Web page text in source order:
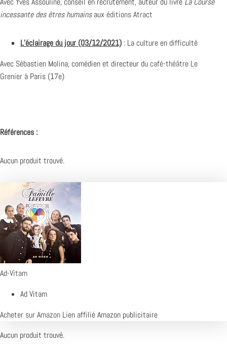
incessante des êtres humainsaux éditions Atract
L’éclairage du jour (03/12/2021) : La culture en difficulté
Avec Sébastien Molina, comédien et directeur du café-théâtre Le
Grenier à Paris (17e)
Références :
Aucun produit trouvé.
Ad-Vitam
Ad Vitam
Acheter sur Amazon Lien affilié Amazon publicitaire
Aucun produit trouvé.